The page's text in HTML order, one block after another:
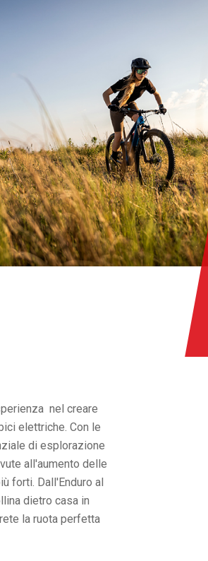
nel creare
elettriche. Con le
di esplorazione
all'aumento delle
forti. Dall'Enduro al
dietro casa in
la ruota perfetta